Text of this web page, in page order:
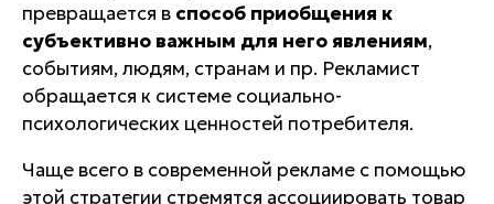
превращается в способ приобщения к
субъективно важным для него явлениям,
событиям, людям, странам и пр. Рекламист
обращается к системе социально-
психологических ценностей потребителя.
Чаще всего в современной рекламе с помощью
этой стратегии стремятся ассоциировать товар